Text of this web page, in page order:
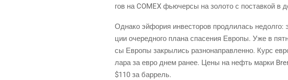
гов на COMEX фью­черсы на золо­то с постав­кой в
Одна­ко эйфо­рия инве­сто­ров про­дли­лась
ции оче­ред­но­го пла­на спа­се­ния Евро­пы. Уже в
сы Евро­пы закры­лись раз­но­на­прав­лен­но. Курс
ла­ра за евро днем ранее. Цены на нефть мар­ки
$110 за баррель.